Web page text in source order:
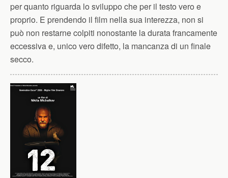
per quanto riguarda lo sviluppo che per il testo vero e
proprio. E prendendo il film nella sua interezza, non si
può non restarne colpiti nonostante la durata francamente
eccessiva e, unico vero difetto, la mancanza di un finale
secco.